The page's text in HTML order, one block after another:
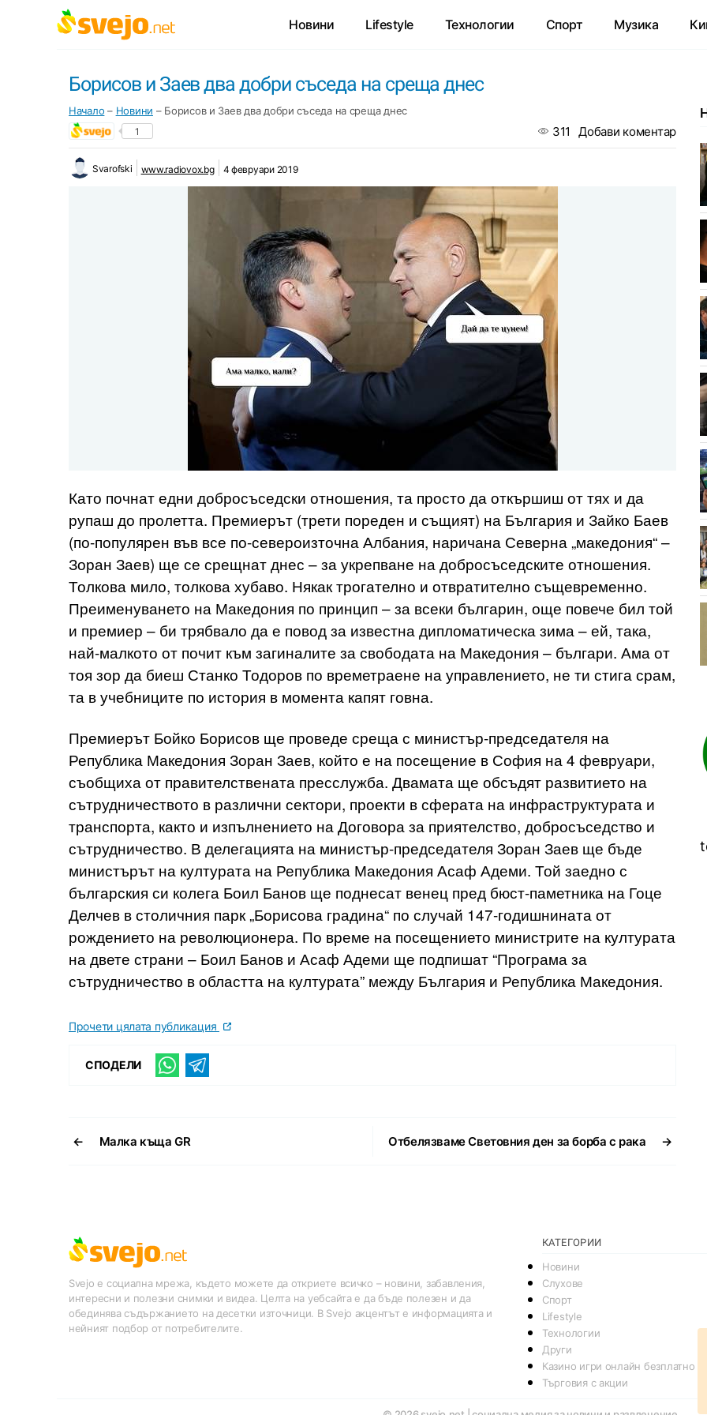
Новини Lifestyle Технологии Спорт Музика
Борисов и Заев два добри съседа на среща днес
Начало – Новини – Борисов и Заев два добри съседа на среща днес
1 311 Добави коментар
Svarofski www.radiovox.bg 4 февруари 2019
Като почнат едни добросъседски отношения, та просто да откършиш от тях и да
рупаш до пролетта. Премиерът (трети пореден и същият) на България и Зайко Баев
(по-популярен във все по-североизточна Албания, наричана Северна „македония“ –
Зоран Заев) ще се срещнат днес – за укрепване на добросъседските отношения.
Толкова мило, толкова хубаво. Някак трогателно и отвратително същевременно.
Преименуването на Македония по принцип – за всеки българин, още повече бил той
и премиер – би трябвало да е повод за известна дипломатическа зима – ей, така,
най-малкото от почит към загиналите за свободата на Македония – българи. Ама от
тоя зор да биеш Станко Тодоров по времетраене на управлението, не ти стига срам,
та в учебниците по история в момента капят говна.
Премиерът Бойко Борисов ще проведе среща с министър-председателя на
Република Македония Зоран Заев, който е на посещение в София на 4 февруари,
съобщиха от правителствената пресслужба. Двамата ще обсъдят развитието на
сътрудничеството в различни сектори, проекти в сферата на инфраструктурата и
транспорта, както и изпълнението на Договора за приятелство, добросъседство и
сътрудничество. В делегацията на министър-председателя Зоран Заев ще бъде
министърът на културата на Република Македония Асаф Адеми. Той заедно с
българския си колега Боил Банов ще поднесат венец пред бюст-паметника на Гоце
Делчев в столичния парк „Борисова градина“ по случай 147-годишнината от
рождението на революционера. По време на посещението министрите на културата
на двете страни – Боил Банов и Асаф Адеми ще подпишат “Програма за
сътрудничество в областта на културата” между България и Република Македония.
Прочети цялата публикация
СПОДЕЛИ
← Малка къща GR →
Отбелязваме Световния ден за борба с рака
Svejo е социална мрежа, където можете да откриете всичко – новини, забавления,
интересни и полезни снимки и видеа. Целта на уебсайта е да бъде полезен и да
обединява съдържанието на десетки източници. В Svejo акцентът е информацията и
нейният подбор от потребителите.
КАТЕГОРИИ
Новини
Слухове
Спорт
Lifestyle
Технологии
Други
Казино игри онлайн безплатно
Търговия с акции